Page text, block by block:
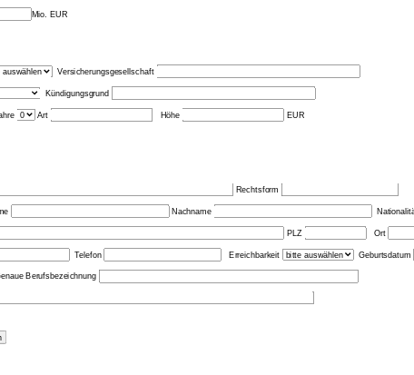
Mio. EUR
Versicherungsgesellschaft
Kündigungsgrund
Art Höhe EUR
Rechtsform
Nachname
PLZ Ort
Telefon Erreichbarkeit Geburtsdatum
Berufsbezeichnung